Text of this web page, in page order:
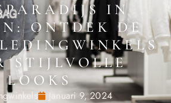
IN
ONTDEK DE
STIJLVOLLE
LOOKS
Januari 9, 2024